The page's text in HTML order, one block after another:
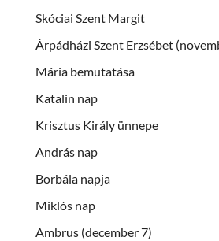
Skóciai Szent Margit
Árpádházi Szent Erzsébet
Mária bemutatása
Katalin nap
Krisztus Király ünnepe
András nap
Borbála napja
Miklós nap
Ambrus (december 7)